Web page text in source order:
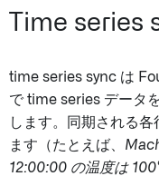
Time series
time series sync は
で time series データ
します。同期される
ます（たとえば、
12:00:00 の温度は